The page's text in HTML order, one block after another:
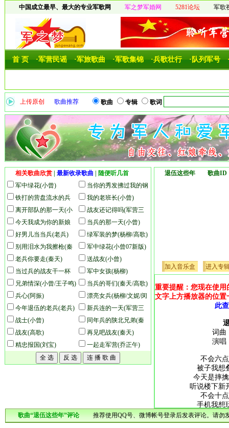
中国成立最早、最大的专业军歌网 军之梦军婚网 5281论坛 军歌
首 页 ·军营民谣 ·军旅歌曲 ·军歌集锦 ·兵歌壮行 ·队列军号
上传原创 歌曲推荐 歌曲 专辑 歌词
相关歌曲欣赏 最新收录歌曲
随便听几首
军中绿花(小曾)
当你的秀发拂过我的钢
枪(高歌)
铁打的营盘流水的兵
(高歌)
我的老班长(小曾)
离开部队的那一天(小
曾)
战友还记得吗(军营三
人组)
今天我成为你的新娘
(杨柳)
当兵的那一天(小曾)
好男儿当当兵(老兵)
绿军装的梦(杨柳/高歌)
别用泪水为我擦枪(秦
天)
军中绿花(小曾07新版)
老兵你要走(秦天)
送战友(小曾)
当过兵的战友干一杯
(老兵)
军中女孩(杨柳)
兄弟情深(小曾/王子鸣)
当兵的哥们(秦天/高歌)
兵心(阿振)
漂亮女兵(杨柳/文妮/闵
芳)
今年退伍的老兵(老兵)
新兵连的一天(军营三
人组)
战士(小曾)
同年兵的陕北兄弟(秦
天)
战友(高歌)
再见吧战友(秦天)
精忠报国(刘宝)
一起走军营(乔正午)
退伍这些年 歌曲ID
加入音乐盒 进入专
重要提醒：您现在使
文字上方播放器的位
此
词曲
演唱
不会六
被子我想
今天是摔
听说楼下新
不会十
手机我想
明天穿红
五公里越
歌曲“退伍这些年”评论推荐使用QQ号、微博帐号登录后发表评论。请勿